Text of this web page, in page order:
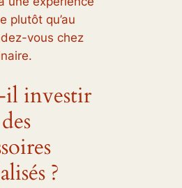
plutôt qu’au
vous chez
il investir
?